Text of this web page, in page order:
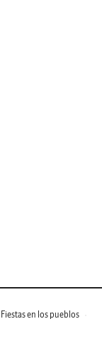
Fiestas en los pueblos